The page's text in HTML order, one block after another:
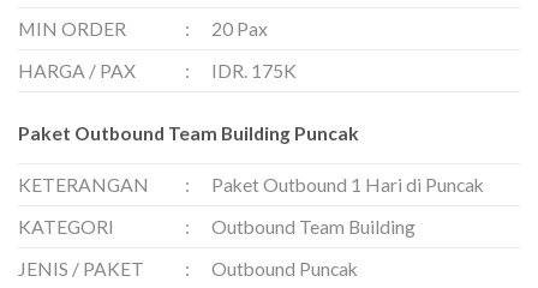
MIN ORDER
:
20 Pax
HARGA / PAX
: IDR. 175K
Paket Outbound Team Building Puncak
KETERANGAN :
Paket Outbound 1 Hari di Puncak
KATEGORI
:
Outbound Team Building
JENIS / PAKET
: Outbound Puncak